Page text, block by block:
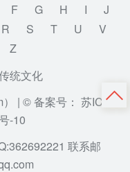
F G H I
J
R S T U
V
Z
统文化
| © 备案号： 苏ICP
-10
联系邮